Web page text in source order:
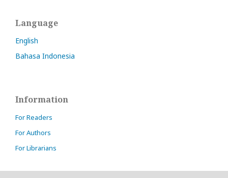
Language
English
Bahasa Indonesia
Information
For Readers
For Authors
For Librarians